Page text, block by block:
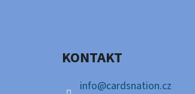
KONTAKT
info@cardsnation.cz